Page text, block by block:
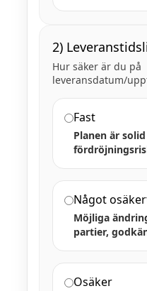
2)
Hur säker är du på
leveransdatum/
Fast
Planen är
Något
Möjliga
partier,
Osäker